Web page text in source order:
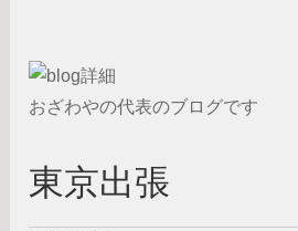
おざわやの代表のブログです
東京出張